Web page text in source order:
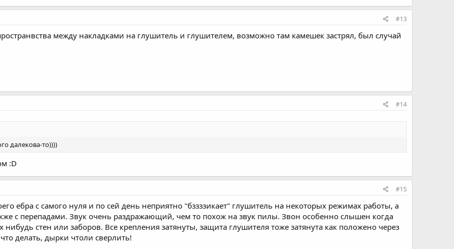
#13
между накладками на глушитель и глушителем, возможно там камешек застрял, был случай
#14
далекова-то))))
:D
#15
ебра с самого нуля и по сей день неприятно "бззззикает" глушитель на некоторых режимах работы, а
с перепадами. Звук очень раздражающий, чем то похож на звук пилы. Звон особенно слышен когда
стен или заборов. Все крепления затянуты, защита глушителя тоже затянута как положено через
делать, дырки чтоли сверлить!